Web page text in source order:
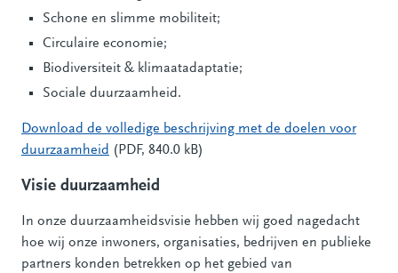
Schone en slimme mobiliteit;
Circulaire economie;
Biodiversiteit & klimaatadaptatie;
Sociale duurzaamheid.
Download de volledige beschrijving met de doelen voor
duurzaamheid (PDF, 840.0 kB)
Visie duurzaamheid
In onze duurzaamheidsvisie hebben wij goed nagedacht
hoe wij onze inwoners, organisaties, bedrijven en publieke
partners konden betrekken op het gebied van